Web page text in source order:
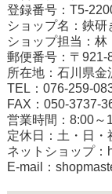
登録番号：T5-
ショップ名：鋏
ショップ担当：
郵便番号：〒921-
所在地：石川県
TEL：076-259-
FAX：050-3737-
営業時間：8:00～
定休日：土・日・
ネットショップ：
E-mail：